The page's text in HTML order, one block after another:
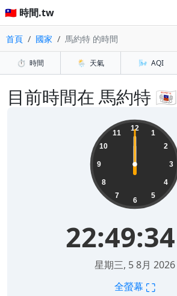
🇹🇼 時間.tw
首頁 國家 馬約特 的時間
⏱️ 時間 🌦️ 天氣 🌬️ AQI
目前時間在 馬約特 🇾🇹
12
1
2
3
4
5
6
7
8
9
10
11
22:49:34
星期三, 5 8月 2026
全螢幕 ⛶